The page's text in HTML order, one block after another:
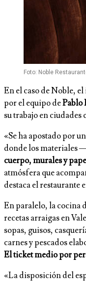
Foto: Noble
En el caso de Noble,
por el equipo dePablo
su trabajo en
«Se ha apostado por
donde los materiales
cuerpo, murales y
atmósfera que
destaca el restaurante
En paralelo, la cocina
recetas arraigas en
sopas, guisos,
carnes y pescados
El ticket medio por
«La disposición del